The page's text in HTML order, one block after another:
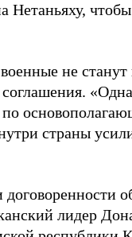
Нетаньяху,
не станут
страны
лидер